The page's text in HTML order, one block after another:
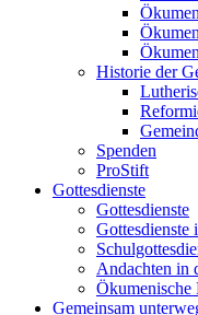
Historie der
Spenden
ProStift
Gottesdienste
Gottesdienste
Gottesdienste
Andachten in
Ökumenische
Gemeinsam